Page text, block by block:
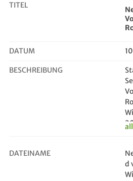
TITEL
DATUM
BESCHREIBUNG
DATEINAME
d